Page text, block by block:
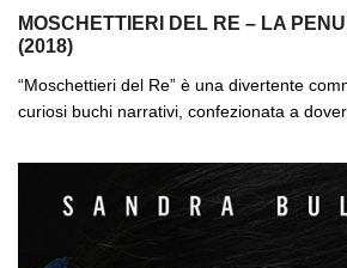
MOSCHETTIERI DEL RE – LA
(2018)
“Moschettieri del Re” è una divertente
curiosi buchi narrativi, confezionata a